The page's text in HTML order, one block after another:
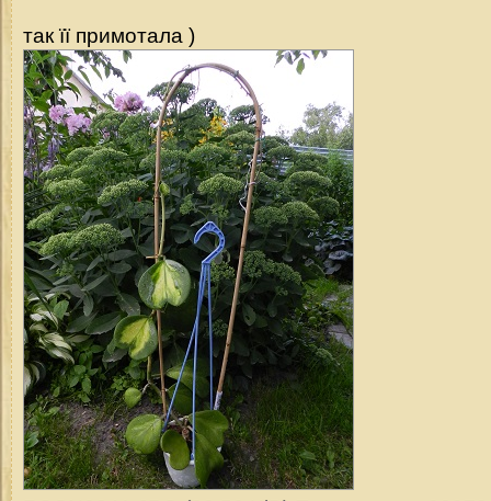
так її примотала )